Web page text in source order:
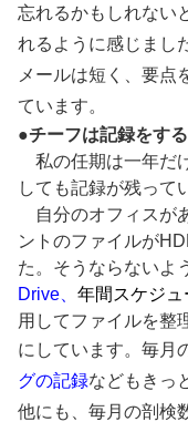
忘れるかもしれない
れるように感じまし
メールは短く、要点
ています。
●チーフは記録をする
私の任期は一年だ
しても記録が残って
自分のオフィスが
ントのファイルが
た。そうならないよ
Drive、 年間スケジュ
用してファイルを整
にしています。 毎月
グの記録などもきっ
他にも、毎月の剖検